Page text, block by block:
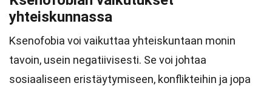
yhteiskunnassa
Ksenofobia voi vaikuttaa yhteiskuntaan monin
tavoin, usein negatiivisesti. Se voi johtaa
sosiaaliseen eristäytymiseen, konflikteihin ja jopa